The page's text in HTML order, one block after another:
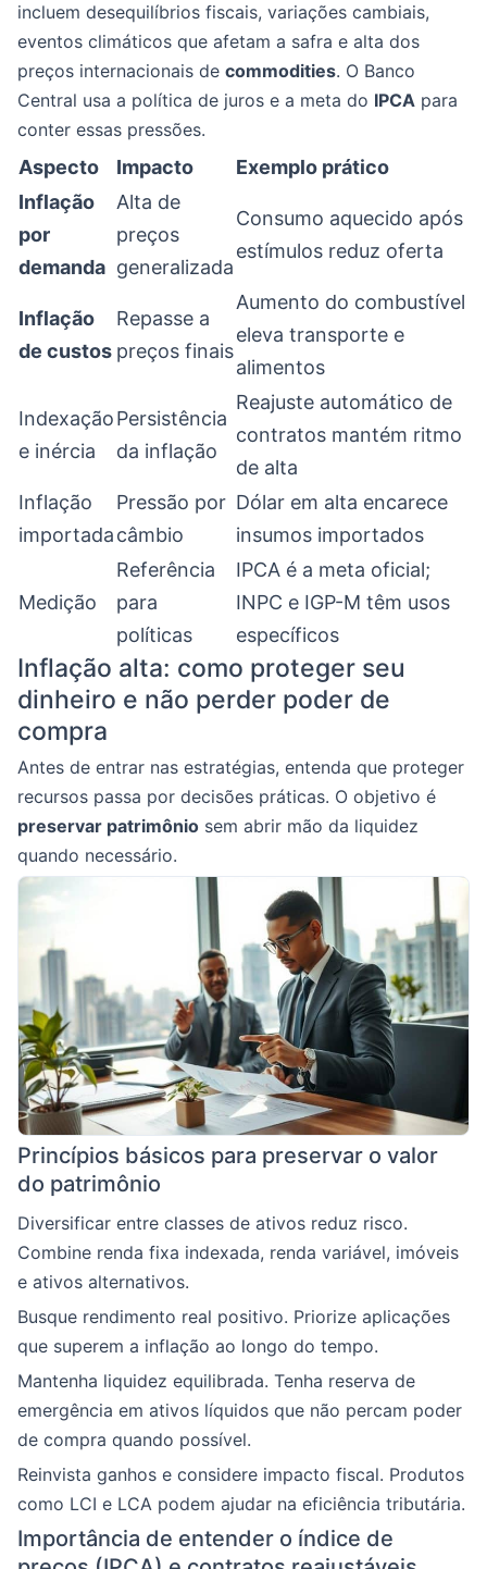
incluem desequilíbrios fiscais, variações cambiais,
eventos climáticos que afetam a safra e alta dos
preços internacionais de commodities. O Banco
Central usa a política de juros e a meta do IPCA para
conter essas pressões.
Aspecto Impacto
Exemplo prático
Inflação
por
demanda
Alta de
preços
generalizada
Consumo aquecido após
estímulos reduz oferta
Inflação
de custos
Repasse a
preços finais
Aumento do combustível
eleva transporte e
alimentos
Indexação
e inércia
Persistência
da inflação
Reajuste automático de
contratos mantém ritmo
de alta
Inflação
importada
Pressão por
câmbio
Dólar em alta encarece
insumos importados
Medição
Referência
para
políticas
IPCA é a meta oficial;
INPC e IGP-M têm usos
específicos
Inflação alta: como proteger seu
dinheiro e não perder poder de
compra
Antes de entrar nas estratégias, entenda que proteger
recursos passa por decisões práticas. O objetivo é
preservar patrimônio sem abrir mão da liquidez
quando necessário.
Princípios básicos para preservar o valor
do patrimônio
Diversificar entre classes de ativos reduz risco.
Combine renda fixa indexada, renda variável, imóveis
e ativos alternativos.
Busque rendimento real positivo. Priorize aplicações
que superem a inflação ao longo do tempo.
Mantenha liquidez equilibrada. Tenha reserva de
emergência em ativos líquidos que não percam poder
de compra quando possível.
Reinvista ganhos e considere impacto fiscal. Produtos
como LCI e LCA podem ajudar na eficiência tributária.
Importância de entender o índice de